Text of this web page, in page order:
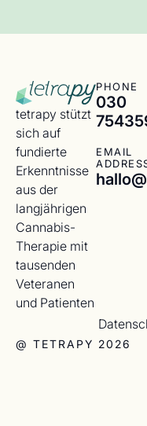
tetrapy stützt
sich auf
fundierte
Erkenntnisse
aus der
langjährigen
Cannabis-
Therapie mit
tausenden
Veteranen
und Patienten
PHONE
030
EMAIL
@ TETRAPY 2026